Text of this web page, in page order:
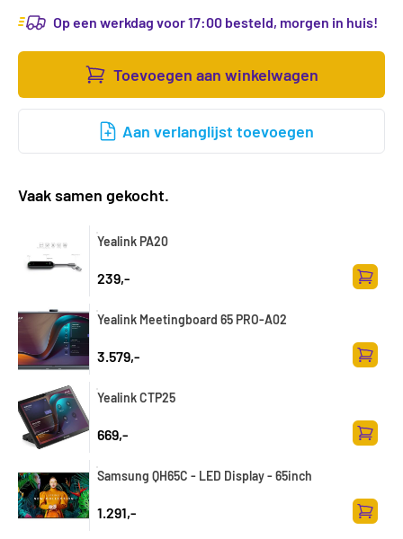
Op een werkdag voor 17:00 besteld, morgen in huis!
Toevoegen aan winkelwagen
Aan verlanglijst toevoegen
Vaak samen gekocht.
Yealink PA20
239,-
Yealink Meetingboard 65 PRO-A02
3.579,-
Yealink CTP25
669,-
Samsung QH65C - LED Display - 65inch
1.291,-